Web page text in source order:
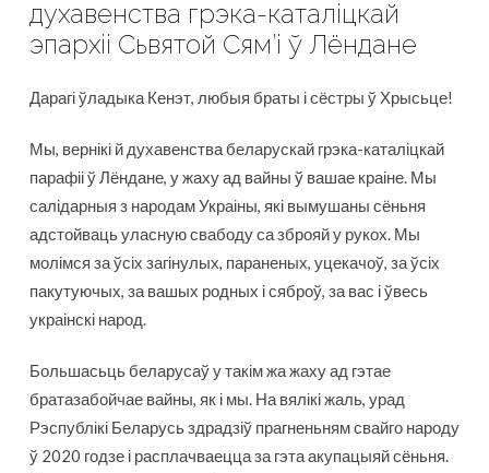
духавенства грэка-каталіцкай
эпархіі Сьвятой Сям’і ў Лёндане
Дарагі ўладыка Кенэт, любыя браты і сёстры ў Хрысьце!
Мы, вернікі й духавенства беларускай грэка-каталіцкай
парафіі ў Лёндане, у жаху ад вайны ў вашае краіне. Мы
салідарныя з народам Украіны, які вымушаны сёньня
адстойваць уласную свабоду са зброяй у рукох. Мы
молімся за ўсіх загінулых, параненых, уцекачоў, за ўсіх
пакутуючых, за вашых родных і сяброў, за вас і ўвесь
украінскі народ.
Большасьць беларусаў у такім жа жаху ад гэтае
братазабойчае вайны, як і мы. На вялікі жаль, урад
Рэспублікі Беларусь здрадзіў прагненьням свайго народу
ў 2020 годзе і расплачваецца за гэта акупацыяй сёньня.